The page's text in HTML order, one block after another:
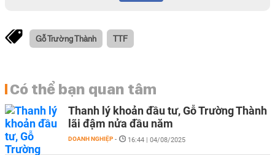
Gỗ Trường Thành TTF
Có thể bạn quan tâm
Thanh lý khoản đầu tư, Gỗ Trường Thành
lãi đậm nửa đầu năm
DOANH NGHIỆP - 16:44 | 04/08/2025